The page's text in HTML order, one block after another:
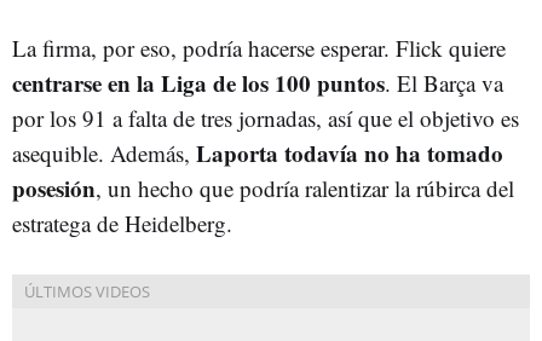
La firma, por eso, podría hacerse esperar. Flick quiere
centrarse en la Liga de los 100 puntos. El Barça va
por los 91 a falta de tres jornadas, así que el objetivo es
asequible. Además, Laporta todavía no ha tomado
posesión, un hecho que podría ralentizar la rúbirca del
estratega de Heidelberg.